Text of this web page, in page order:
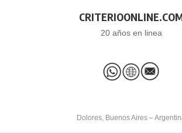
20 años en linea
Dolores, Buenos Aires –